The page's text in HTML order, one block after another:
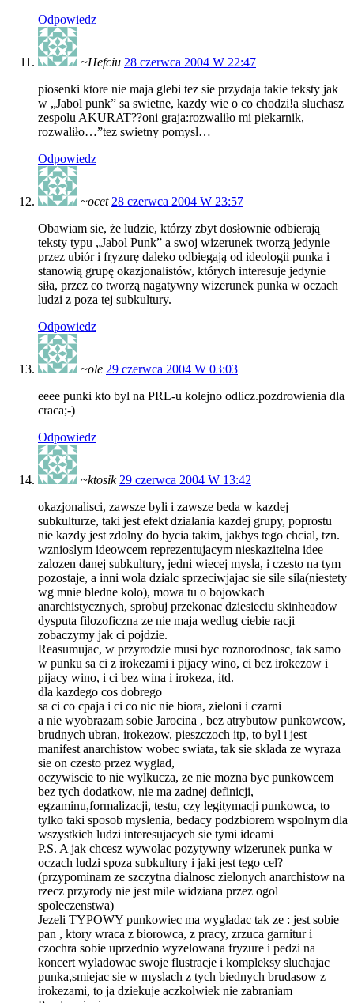
Odpowiedz
~Hefciu 28 czerwca 2004 W 22:47
piosenki ktore nie maja glebi tez sie przydaja takie teksty jak
w „Jabol punk” sa swietne, kazdy wie o co chodzi!a sluchasz
zespolu AKURAT??oni graja:rozwaliło mi piekarnik,
rozwaliło…”tez swietny pomysl…
Odpowiedz
~ocet 28 czerwca 2004 W 23:57
Obawiam sie, że ludzie, którzy zbyt dosłownie odbierają
teksty typu „Jabol Punk” a swoj wizerunek tworzą jedynie
przez ubiór i fryzurę daleko odbiegają od ideologii punka i
stanowią grupę okazjonalistów, których interesuje jedynie
siła, przez co tworzą nagatywny wizerunek punka w oczach
ludzi z poza tej subkultury.
Odpowiedz
~ole 29 czerwca 2004 W 03:03
eeee punki kto byl na PRL-u kolejno odlicz.pozdrowienia dla
craca;-)
Odpowiedz
~ktosik 29 czerwca 2004 W 13:42
okazjonalisci, zawsze byli i zawsze beda w kazdej
subkulturze, taki jest efekt dzialania kazdej grupy, poprostu
nie kazdy jest zdolny do bycia takim, jakbys tego chcial, tzn.
wznioslym ideowcem reprezentujacym nieskazitelna idee
zalozen danej subkultury, jedni wiecej mysla, i czesto na tym
pozostaje, a inni wola dzialc sprzeciwjajac sie sile sila(niestety
wg mnie bledne kolo), mowa tu o bojowkach
anarchistycznych, sprobuj przekonac dziesieciu skinheadow
dysputa filozoficzna ze nie maja wedlug ciebie racji
zobaczymy jak ci pojdzie.
Reasumujac, w przyrodzie musi byc roznorodnosc, tak samo
w punku sa ci z irokezami i pijacy wino, ci bez irokezow i
pijacy wino, i ci bez wina i irokeza, itd.
dla kazdego cos dobrego
sa ci co cpaja i ci co nic nie biora, zieloni i czarni
a nie wyobrazam sobie Jarocina , bez atrybutow punkowcow,
brudnych ubran, irokezow, pieszczoch itp, to byl i jest
manifest anarchistow wobec swiata, tak sie sklada ze wyraza
sie on czesto przez wyglad,
oczywiscie to nie wylkucza, ze nie mozna byc punkowcem
bez tych dodatkow, nie ma zadnej definicji,
egzaminu,formalizacji, testu, czy legitymacji punkowca, to
tylko taki sposob myslenia, bedacy podzbiorem wspolnym dla
wszystkich ludzi interesujacych sie tymi ideami
P.S. A jak chcesz wywolac pozytywny wizerunek punka w
oczach ludzi spoza subkultury i jaki jest tego cel?
(przypominam ze szczytna dialnosc zielonych anarchistow na
rzecz przyrody nie jest mile widziana przez ogol
spoleczenstwa)
Jezeli TYPOWY punkowiec ma wygladac tak ze : jest sobie
pan , ktory wraca z biorowca, z pracy, zrzuca garnitur i
czochra sobie uprzednio wyzelowana fryzure i pedzi na
koncert wyladowac swoje flustracje i kompleksy sluchajac
punka,smiejac sie w myslach z tych biednych brudasow z
irokezami, to ja dziekuje aczkolwiek nie zabraniam